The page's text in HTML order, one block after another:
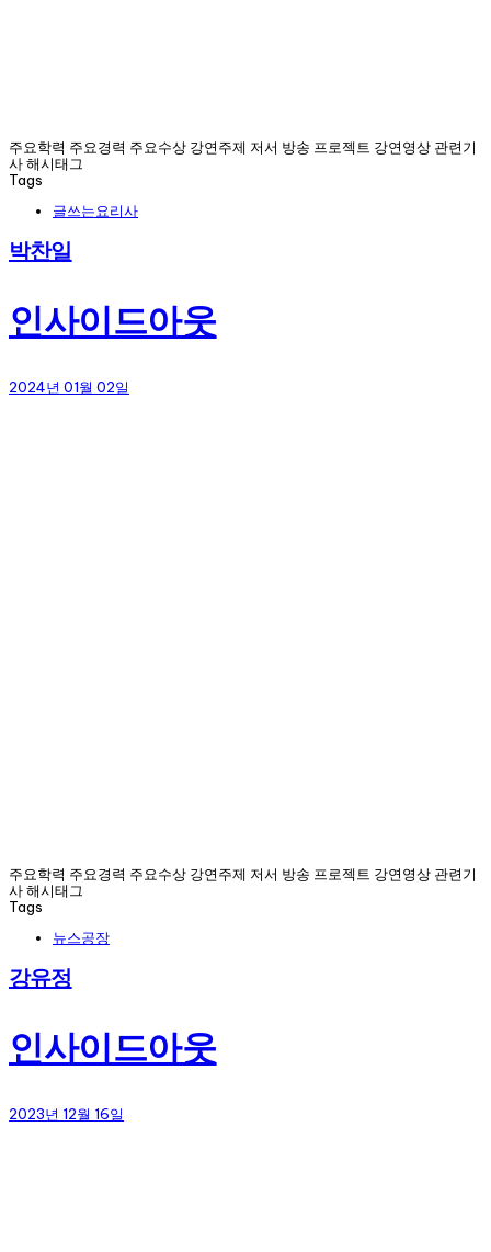
주요학력 주요경력 주요수상 강연주제 저서 방송 프로젝트 강연영상 관련기
사 해시태그
Tags
글쓰는요리사
박찬일
인사이드아웃
2024년 01월 02일
주요학력 주요경력 주요수상 강연주제 저서 방송 프로젝트 강연영상 관련기
사 해시태그
Tags
뉴스공장
강유정
인사이드아웃
2023년 12월 16일